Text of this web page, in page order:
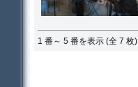
1 番～ 5 番を表示 (全 7 枚)